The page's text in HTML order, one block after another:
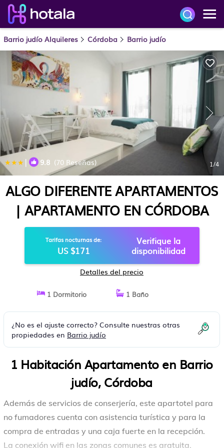
Barrio judío Alquileres Córdoba Barrio judío
| 9.8 (70 Reseñas) 1/4
ALGO DIFERENTE APARTAMENTOS
| APARTAMENTO EN CÓRDOBA
Tarifas nocturnas de:
US $171
Verifique la
disponibilidad
Detalles del precio
1 Dormitorio 1 Baño
¿No es el ajuste correcto? Consulte nuestras otras
propiedades en Barrio judío
1 Habitación Apartamento en Barrio
judío, Córdoba
Además de servicios de conserjería, este apartotel para
no fumadores cuenta con asistencia turística y para la
compra de entradas y una caja fuerte en la recepción.
La conexión wifi en las zonas comunes es gratuita.